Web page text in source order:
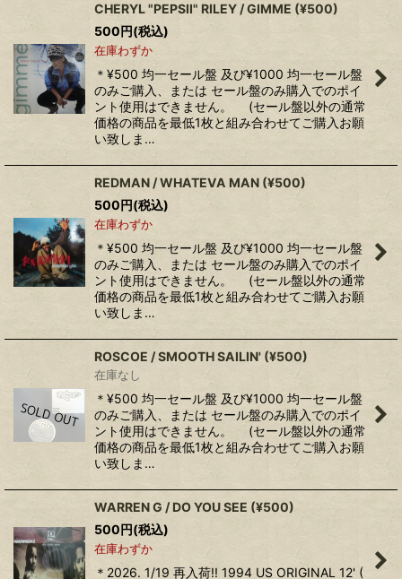
CHERYL "PEPSII" RILEY / GIMME (¥500)
500円(税込)
在庫わずか
＊¥500 均一セール盤 及び¥1000 均一セール盤
のみご購入、または セール盤のみ購入でのポイ
ント使用はできません。 (セール盤以外の通常
価格の商品を最低1枚と組み合わせてご購入お願
い致しま…
REDMAN / WHATEVA MAN (¥500)
500円(税込)
在庫わずか
＊¥500 均一セール盤 及び¥1000 均一セール盤
のみご購入、または セール盤のみ購入でのポイ
ント使用はできません。 (セール盤以外の通常
価格の商品を最低1枚と組み合わせてご購入お願
い致しま…
ROSCOE / SMOOTH SAILIN' (¥500)
在庫なし
＊¥500 均一セール盤 及び¥1000 均一セール盤
のみご購入、または セール盤のみ購入でのポイ
ント使用はできません。 (セール盤以外の通常
価格の商品を最低1枚と組み合わせてご購入お願
い致しま…
WARREN G / DO YOU SEE (¥500)
500円(税込)
在庫わずか
＊2026. 1/19 再入荷!! 1994 US ORIGINAL 12' (